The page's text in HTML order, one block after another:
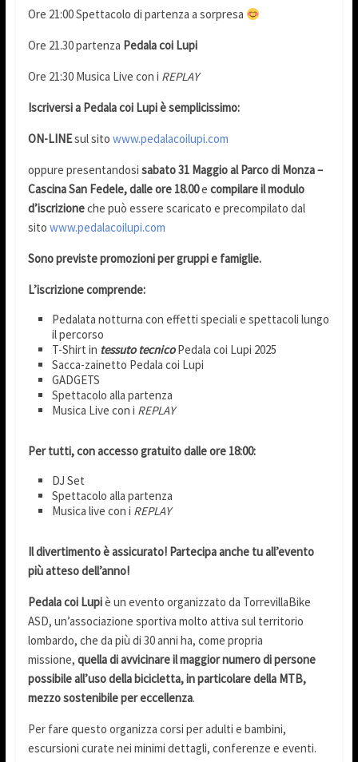
Ore 21:00 Spettacolo di partenza a sorpresa
Ore 21.30 partenza Pedala coi Lupi
Ore 21:30 Musica Live con i REPLAY
Iscriversi a Pedala coi Lupi è semplicissimo:
ON-LINEsul sito www.pedalacoilupi.com
oppure presentandosi sabato 31 Maggio al Parco di Monza –
Cascina San Fedele, dalle ore 18.00e compilare il modulo
d’iscrizioneche può essere scaricato e precompilato dal
sito www.pedalacoilupi.com
Sono previste promozioni per gruppi e famiglie.
L’iscrizione comprende:
Pedalata notturna con effetti speciali e spettacoli lungo
il percorso
T-Shirt in tessuto tecnicoPedala coi Lupi 2025
Sacca-zainetto Pedala coi Lupi
GADGETS
Spettacolo alla partenza
Musica Live con i REPLAY
Per tutti, con accesso gratuito dalle ore 18:00:
DJ Set
Spettacolo alla partenza
Musica live con i REPLAY
Il divertimento è assicurato! Partecipa anche tu all’evento
più atteso dell’anno!
Pedala coi Lupiè un evento organizzato da TorrevillaBike
ASD, un’associazione sportiva molto attiva sul territorio
lombardo, che da più di 30 anni ha, come propria
missione, quella di avvicinare il maggior numero di persone
possibile all’uso della bicicletta, in particolare della MTB,
mezzo sostenibile per eccellenza.
Per fare questo organizza corsi per adulti e bambini,
escursioni curate nei minimi dettagli, conferenze e eventi.